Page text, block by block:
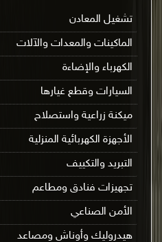
تشغيل المعادن
الماكينات والمعدات والآلات
الكهرباء والإضاءة
السيارات وقطع غيارها
ميكنة زراعية واستصلاح
الأجهزة الكهربائية المنزلية
التبريد والتكييف
تجهيزات فنادق ومطاعم
الأمن الصناعي
هيدروليك وأوناش ومصاعد